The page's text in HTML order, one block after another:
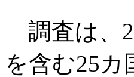
調査は、
を含む25カ